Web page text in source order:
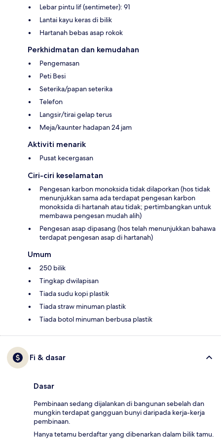
Lebar pintu lif (sentimeter): 91
Lantai kayu keras di bilik
Hartanah bebas asap rokok
Perkhidmatan dan kemudahan
Pengemasan
Peti Besi
Seterika/papan seterika
Telefon
Langsir/tirai gelap terus
Meja/kaunter hadapan 24 jam
Aktiviti menarik
Pusat kecergasan
Ciri-ciri keselamatan
Pengesan karbon monoksida tidak dilaporkan (hos tidak
menunjukkan sama ada terdapat pengesan karbon
monoksida di hartanah atau tidak; pertimbangkan untuk
membawa pengesan mudah alih)
Pengesan asap dipasang (hos telah menunjukkan bahawa
terdapat pengesan asap di hartanah)
Umum
250 bilik
Tingkap dwilapisan
Tiada sudu kopi plastik
Tiada straw minuman plastik
Tiada botol minuman berbusa plastik
Fi & dasar
Dasar
Pembinaan sedang dijalankan di bangunan sebelah dan
mungkin terdapat gangguan bunyi daripada kerja-kerja
pembinaan.
Hanya tetamu berdaftar yang dibenarkan dalam bilik tamu.